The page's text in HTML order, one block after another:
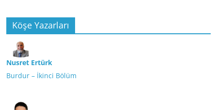
Köşe Yazarları
Nusret Ertürk
Burdur – İkinci Bölüm